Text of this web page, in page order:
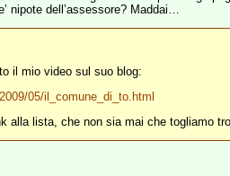
nipote dell’assessore? Maddai…
il mio video sul suo blog:
05/il_comune_di_to.html
alla lista, che non sia mai che togliamo